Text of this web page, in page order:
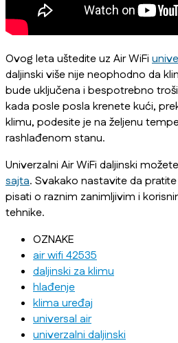
Ovog leta uštedite uz Air WiFi
daljinski više nije neophodno da
bude uključena i bespotrebno
kada posle posla krenete kući,
klimu, podesite je na željenu
rashlađenom stanu.
Univerzalni Air WiFi daljinski
sajta. Svakako nastavite da
pisati o raznim zanimljivim i
tehnike.
OZNAKE
air wifi 42535
daljinski za klimu
hlađenje
klima uređaj
universal air
univerzalni daljinski